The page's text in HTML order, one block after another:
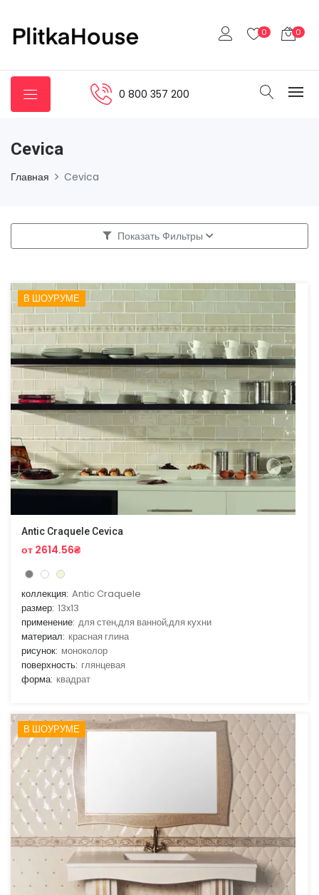
0 0
0 800 357 200
Cevica
Главная Cevica
Показать Фильтры
В ШОУРУМЕ
Antic Craquele Cevica
от 2614.56₴
коллекция: Antic Craquele
размер: 13x13
применение: для стен,для ванной,для кухни
материал: красная глина
рисунок: моноколор
поверхность: глянцевая
форма: квадрат
В ШОУРУМЕ